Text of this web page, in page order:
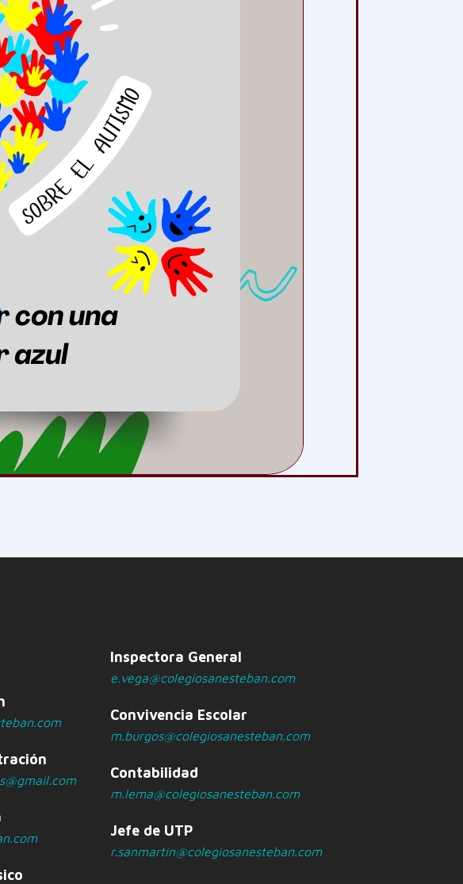
Inspectora General
e.vega@colegiosanesteban.com
Convivencia Escolar
m.burgos@colegiosanesteban.com
Contabilidad
m.lema@colegiosanesteban.com
Jefe de UTP
r.sanmartin@colegiosanesteban.com